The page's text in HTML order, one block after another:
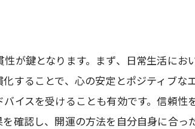
開運にまつわるよくある質問に答える
開運と風水の関係は？
よくある開運の誤解を解く
が鍵となります。まず、日常生活に
することで、心の安定とポジティブ
イスを受けることも有効です。信頼
確認し、開運の方法を自分自身に合